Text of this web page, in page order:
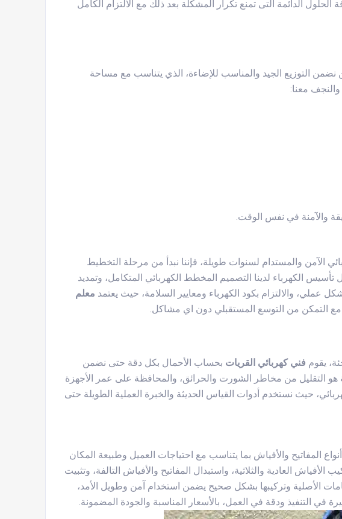
الدائمة التى تمنع تكرار المشكلة بعد ذلك مع الالتزام الكامل
نضمن التوزيع الجيد والمناسب للإضاءة، الذي يتناسب مع مساحة
معنا:
والآمنة في نفس الوقت.
الآمن والمستدام لسنوات طويلة، فإننا نبدأ من مرحلة التخطيط
الكهرباء لدينا التصميم المخطط الكهربائي المتكامل، وتمديد
عملي، والالتزام بكود الكهرباء ومعايير السلامة، حيث يعتمد معلم
مع التمكن من التوسع المستقبلي دون اي مشاكل.
يقوم فني كهربائي القريات بحساب الأحمال بكل دقة حتى نضمن
هو التقليل من مخاطر الشورت والحرائق، والمحافظة على عمر الأجهزة
حيث نستخدم أدوات القياس الحديثة والخبرة العملية الطويلة حتى
المفاتيح والأفياش بما يتناسب مع احتياجات العميل وطبيعة المكان
العادية والثلاثية، واستبدال المفاتيح والأفياش التالفة، وتثبيت
الأصلية وتركيبها بشكل صحيح يضمن استخدام آمن وطويل الأمد،
التنفيذ ودقة في العمل، بالأسعار المناسبة والجودة المضمونة.